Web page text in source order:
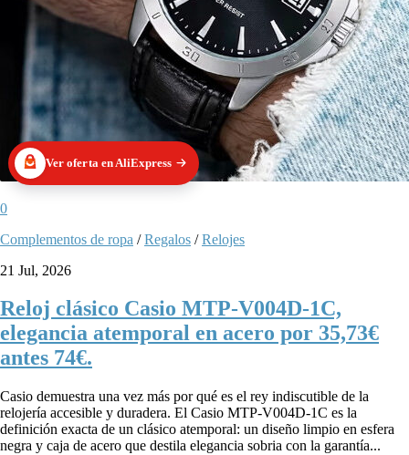
Ver oferta en AliExpress
0
Complementos de ropa /Regalos /Relojes
21 Jul, 2026
Reloj clásico Casio MTP-V004D-1C,
elegancia atemporal en acero por 35,73€
antes 74€.
Casio demuestra una vez más por qué es el rey indiscutible de la
relojería accesible y duradera. El Casio MTP-V004D-1C es la
definición exacta de un clásico atemporal: un diseño limpio en esfera
negra y caja de acero que destila elegancia sobria con la garantía...